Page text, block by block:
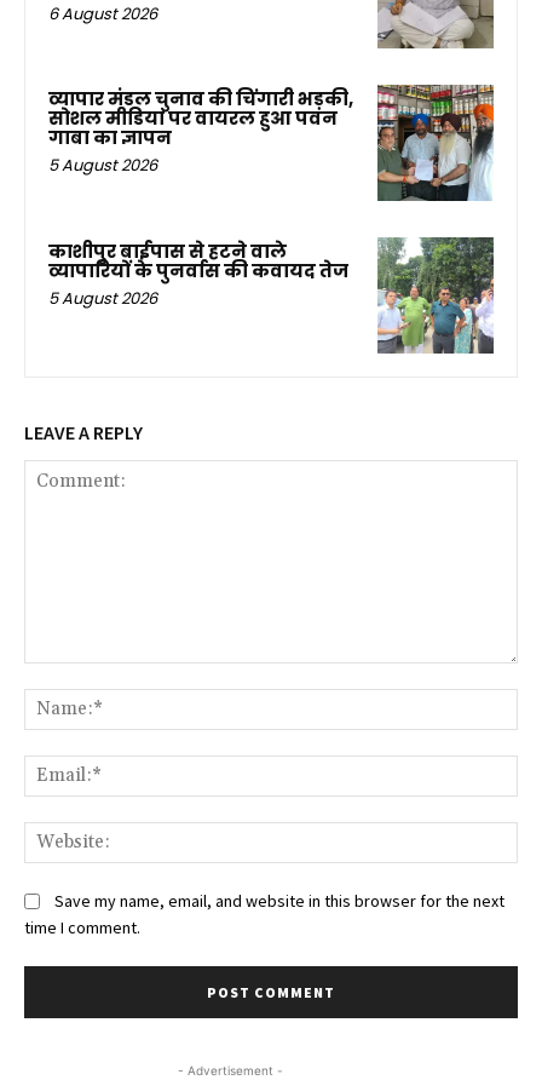
6 August 2026
व्यापार मंडल चुनाव की चिंगारी भड़की,
सोशल मीडिया पर वायरल हुआ पवन
गाबा का ज्ञापन
5 August 2026
काशीपुर बाईपास से हटने वाले
व्यापारियों के पुनर्वास की कवायद तेज
5 August 2026
LEAVE A REPLY
Save my name, email, and website in this browser for the next
time I comment.
- Advertisement -